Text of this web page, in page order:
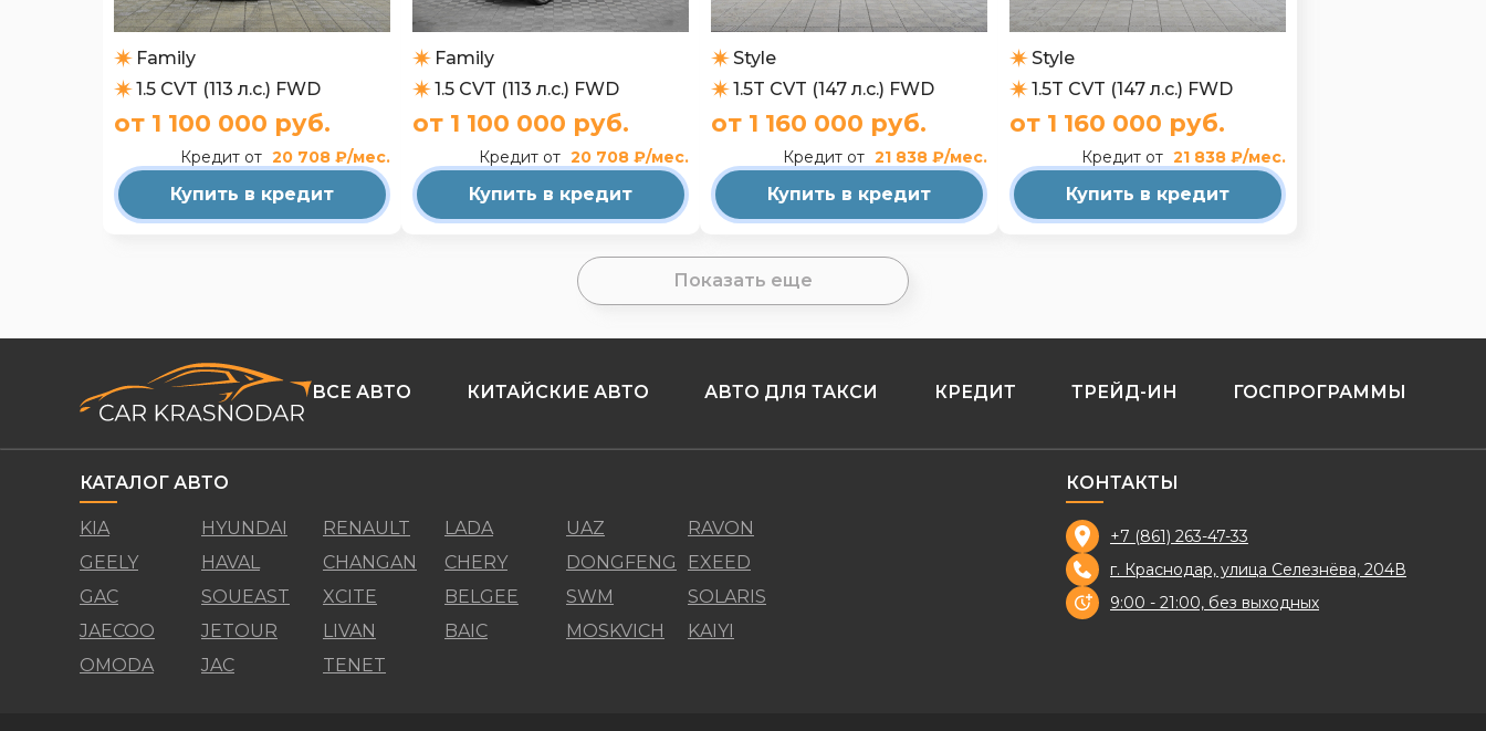
Family
1.5 CVT (113 л.с.) FWD
от 1 100 000 руб.
Кредит от 20 708 ₽/мес.
Купить в кредит
Family
1.5 CVT (113 л.с.) FWD
от 1 100 000 руб.
Кредит от 20 708 ₽/мес.
Купить в кредит
Style
1.5T CVT (147 л.с.) FWD
от 1 160 000 руб.
Кредит от 21 838 ₽/мес.
Купить в кредит
Style
1.5T CVT (147 л.с.) FWD
от 1 160 000 руб.
Кредит от 21 838 ₽/мес.
Купить в кредит
Показать еще
ВСЕ АВТО КИТАЙСКИЕ АВТО АВТО ДЛЯ ТАКСИ КРЕДИТ ТРЕЙД-ИН ГОСПРОГРАММЫ
КАТАЛОГ АВТО
KIA HYUNDAI RENAULT LADA UAZ
RAVON
GEELY
HAVAL CHANGAN CHERY DONGFENG
EXEED
GAC
SOUEAST XCITE BELGEE SWM
SOLARIS
JAECOO
JETOUR LIVAN BAIC MOSKVICH
KAIYI
OMODA
JAC TENET
КОНТАКТЫ
+7 (861) 263-47-33
г. Краснодар, улица Селезнёва, 204В
9:00 - 21:00, без выходных